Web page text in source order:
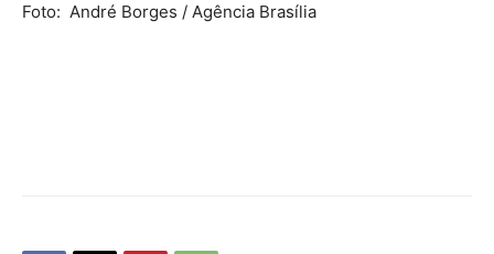
Foto: André Borges / Agência Brasília